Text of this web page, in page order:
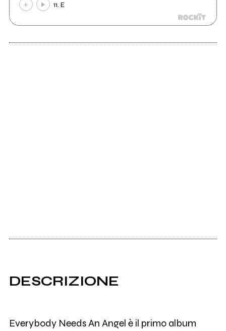
11. E
DESCRIZIONE
Everybody Needs An Angel è il primo album